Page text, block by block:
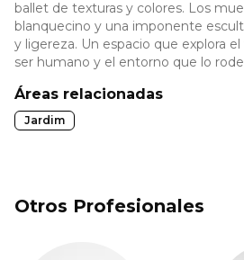
ballet de texturas y colores. Los
blanquecino y una imponente
y ligereza. Un espacio que explora
ser humano y el entorno que lo
Áreas relacionadas
Jardim
Otros Profesionales